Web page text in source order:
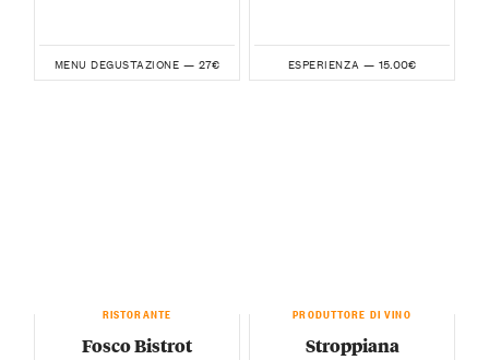
MENU DEGUSTAZIONE — 27€ ESPERIENZA — 15.00€
RISTORANTE
Fosco Bistrot
PRODUTTORE DI VINO
Stroppiana